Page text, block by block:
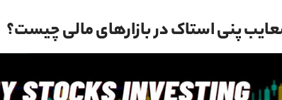
معایب پنی استاک در بازارهای مالی چیست؟